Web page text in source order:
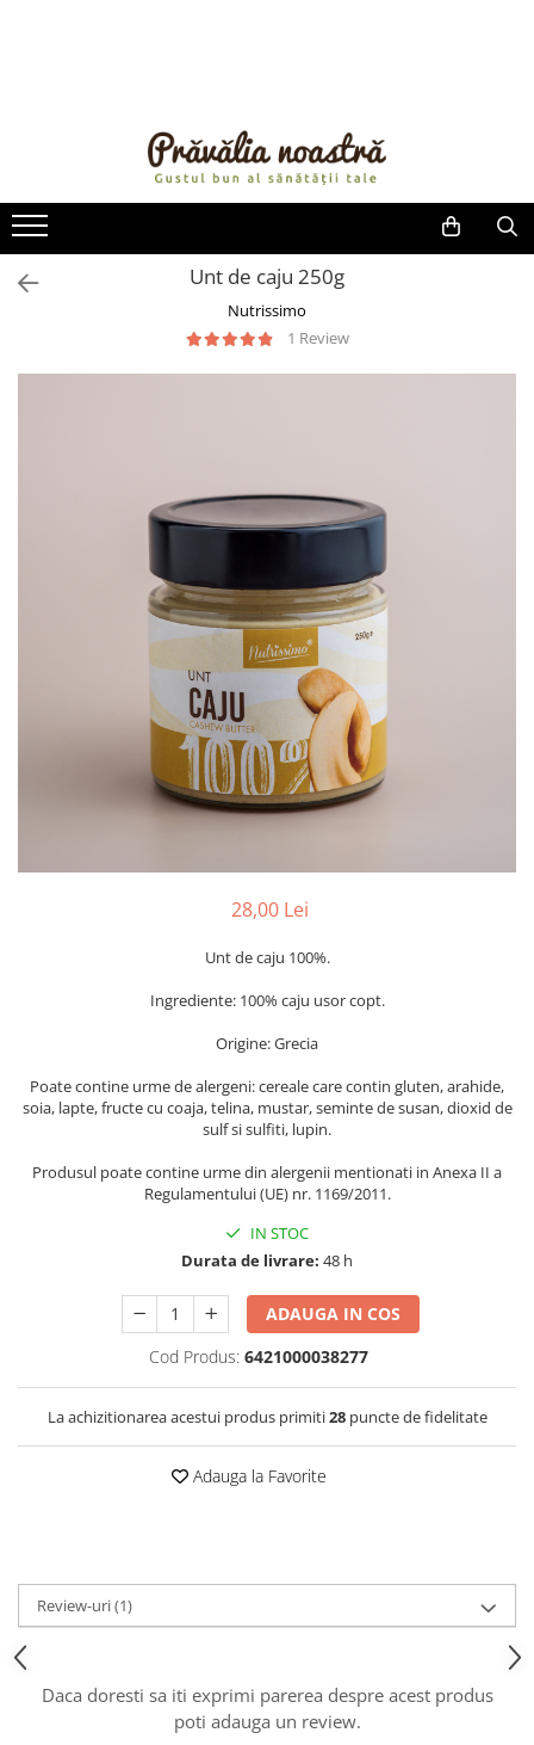
ULEIURI ȘI UNTURI
MĂSLINE
FRUCTE DESHIDRATATE
ÎNDULCITORI NATURALI / MIERE
OREZ ȘI CEREALE
CREME ȘI PASTE TARTINABILE
CEAIURI GRECEȘTI
CIOCOLATĂ ȘI CACAO
HEALTHY SNACKS
PRODUSE ECO / ORGANICE
Unt de caju 250g
Nutrissimo
1 Review
28,00 Lei
Unt de caju 100%.
Ingrediente: 100% caju usor copt.
Origine: Grecia
Poate contine urme de alergeni: cereale care contin gluten, arahide,
soia, lapte, fructe cu coaja, telina, mustar, seminte de susan, dioxid de
sulf si sulfiti, lupin.
Produsul poate contine urme din alergenii mentionati in Anexa II a
Regulamentului (UE) nr. 1169/2011.
IN STOC
Durata de livrare: 48 h
ADAUGA IN COS
Cod Produs: 6421000038277
La achizitionarea acestui produs primiti28puncte de fidelitate
Adauga la Favorite
Review-uri(1)
Daca doresti sa iti exprimi parerea despre acest produs
poti adauga un review.